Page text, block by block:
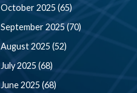
October 2025 (65)
September 2025 (70)
August 2025 (52)
July 2025 (68)
June 2025 (68)